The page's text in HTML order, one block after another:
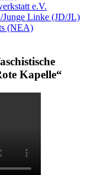
e.V.
Linke (JD/JL)
(NEA)
Kapelle“